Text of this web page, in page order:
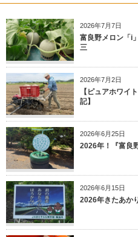
2026年7月7日
富良野メロン「i
三
2026年7月2日
【ピュアホワイ
記】
2026年6月25日
2026年！『富良
2026年6月15日
2026年きたあか